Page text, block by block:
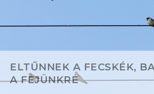
ELTŰNNEK A FECSKÉK,
A FEJÜNKRE